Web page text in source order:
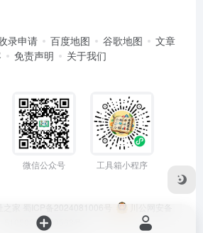
录申请 百度地图 谷歌地图
文章
免责声明 关于我们
微信公众号 工具箱小程序
之家 蜀ICP备2024081006号
川公网安备
51050202000563号